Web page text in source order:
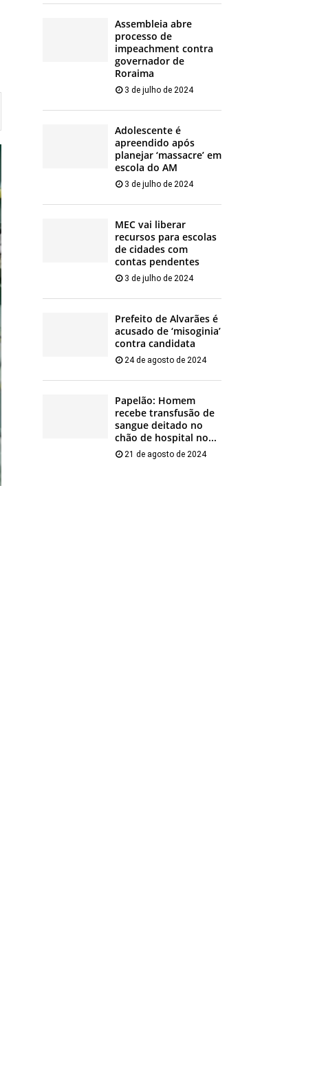
Assembleia abre
processo de
impeachment contra
governador de
Roraima
3 de julho de 2024
Adolescente é
apreendido após
planejar ‘massacre’ em
escola do AM
3 de julho de 2024
MEC vai liberar
recursos para escolas
de cidades com
contas pendentes
3 de julho de 2024
Prefeito de Alvarães é
acusado de ‘misoginia’
contra candidata
24 de agosto de 2024
Papelão: Homem
recebe transfusão de
sangue deitado no
chão de hospital no...
21 de agosto de 2024